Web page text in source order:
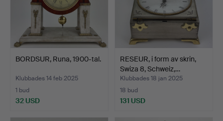
BORDSUR, Runa, 1900-tal.
Klubbades 14 feb 2025
1 bud
32 USD
RESEUR, i form av skrin,
Swiza 8, Schweiz,…
Klubbades 18 jan 2025
18 bud
131 USD